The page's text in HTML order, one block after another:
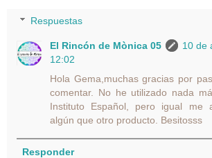
Respuestas
El Rincón de Mònica 05
10 de
12:02
Hola Gema,muchas gracias por
comentar. No he utilizado nada
Instituto Español, pero igual me
algún que otro producto. Besitosss
Responder